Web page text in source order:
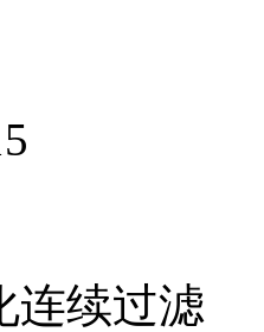
连续过滤